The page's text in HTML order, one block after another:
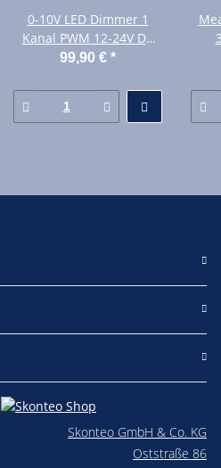
0-10V LED Dimmer 1
Kanal PWM 12-24V DC
10A
99,90 € *
Skonteo GmbH & Co. KG
Oststraße 86